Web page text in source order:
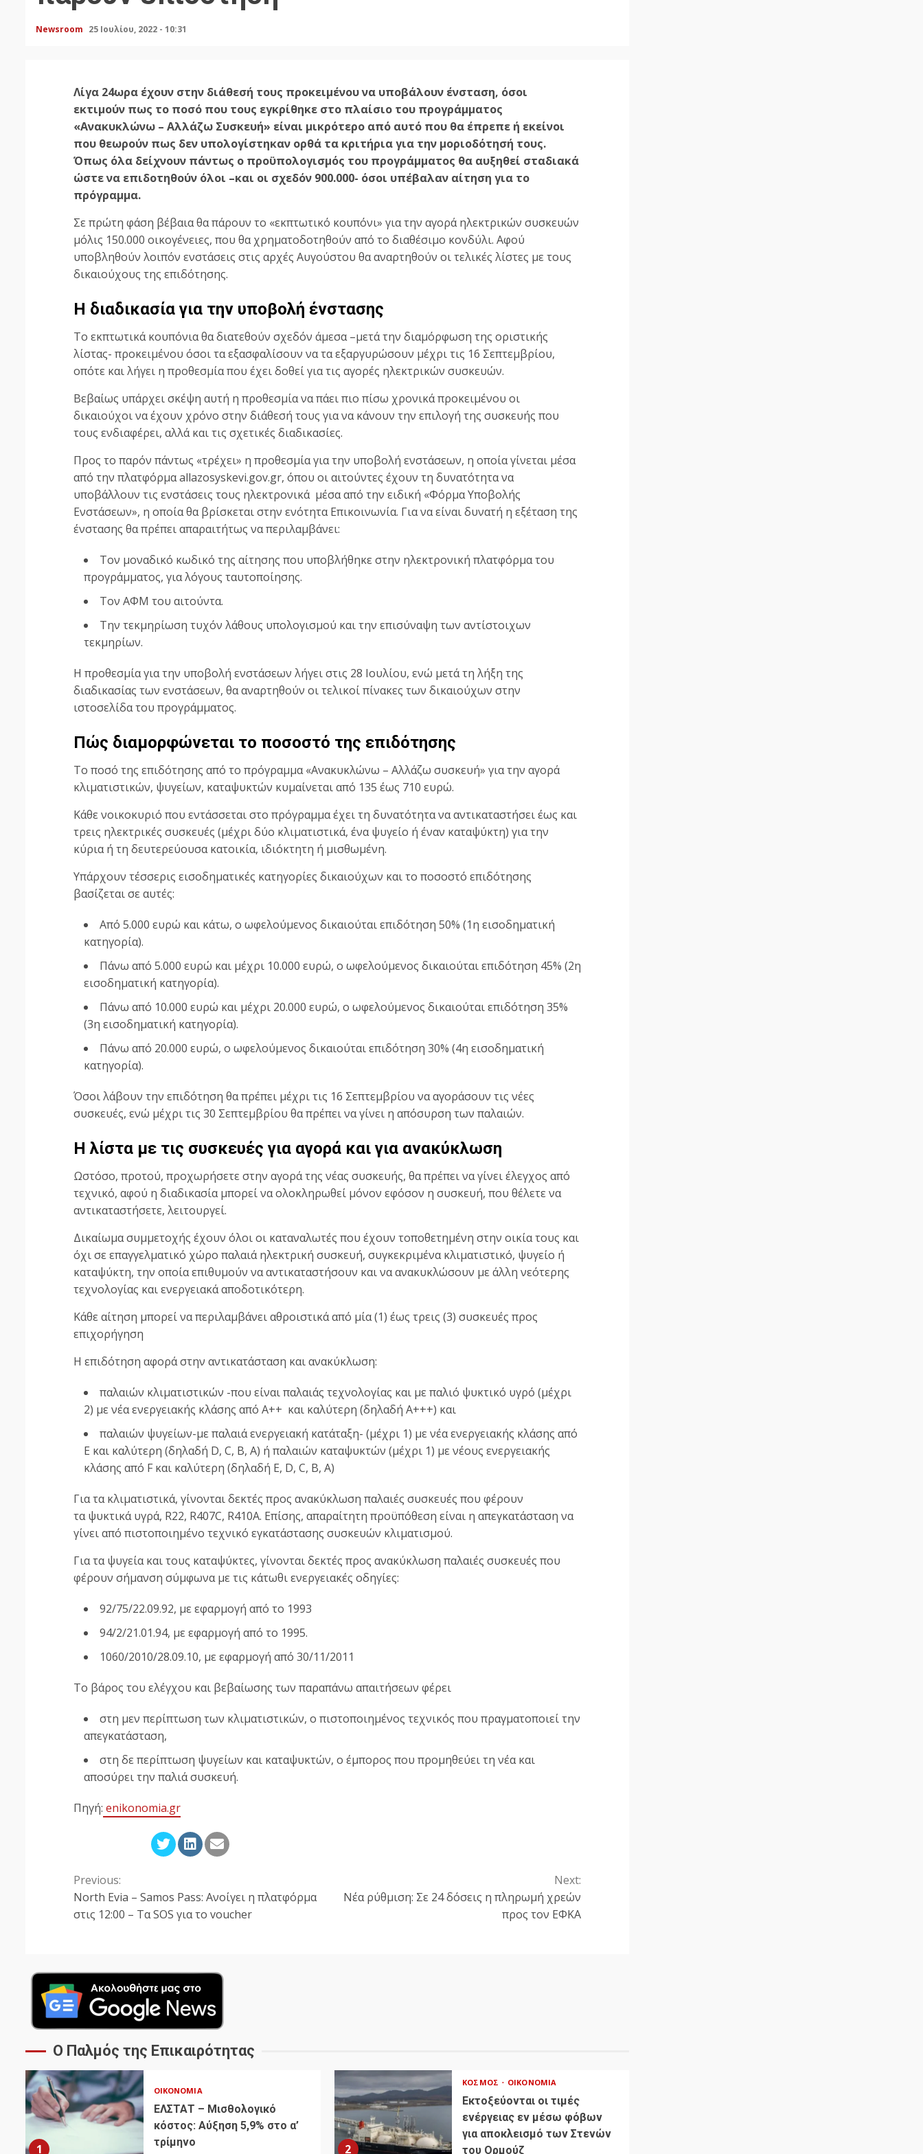
Newsroom 25 Ιουλίου, 2022 - 10:31
Λίγα 24ωρα έχουν στην διάθεσή τους προκειμένου να υποβάλουν ένσταση, όσοι
εκτιμούν πως το ποσό που τους εγκρίθηκε στο πλαίσιο του προγράμματος
«Ανακυκλώνω – Αλλάζω Συσκευή» είναι μικρότερο από αυτό που θα έπρεπε ή εκείνοι
που θεωρούν πως δεν υπολογίστηκαν ορθά τα κριτήρια για την μοριοδότησή τους.
Όπως όλα δείχνουν πάντως ο προϋπολογισμός του προγράμματος θα αυξηθεί σταδιακά
ώστε να επιδοτηθούν όλοι –και οι σχεδόν 900.000- όσοι υπέβαλαν αίτηση για το
πρόγραμμα.
Σε πρώτη φάση βέβαια θα πάρουν το «εκπτωτικό κουπόνι» για την αγορά ηλεκτρικών συσκευών
μόλις 150.000 οικογένειες, που θα χρηματοδοτηθούν από το διαθέσιμο κονδύλι. Αφού
υποβληθούν λοιπόν ενστάσεις στις αρχές Αυγούστου θα αναρτηθούν οι τελικές λίστες με τους
δικαιούχους της επιδότησης.
Η διαδικασία για την υποβολή ένστασης
Το εκπτωτικά κουπόνια θα διατεθούν σχεδόν άμεσα –μετά την διαμόρφωση της οριστικής
λίστας- προκειμένου όσοι τα εξασφαλίσουν να τα εξαργυρώσουν μέχρι τις 16 Σεπτεμβρίου,
οπότε και λήγει η προθεσμία που έχει δοθεί για τις αγορές ηλεκτρικών συσκευών.
Βεβαίως υπάρχει σκέψη αυτή η προθεσμία να πάει πιο πίσω χρονικά προκειμένου οι
δικαιούχοι να έχουν χρόνο στην διάθεσή τους για να κάνουν την επιλογή της συσκευής που
τους ενδιαφέρει, αλλά και τις σχετικές διαδικασίες.
Προς το παρόν πάντως «τρέχει» η προθεσμία για την υποβολή ενστάσεων, η οποία γίνεται μέσα
από την πλατφόρμα allazosyskevi.gov.gr, όπου οι αιτούντες έχουν τη δυνατότητα να
υποβάλλουν τις ενστάσεις τους ηλεκτρονικά μέσα από την ειδική «Φόρμα Υποβολής
Ενστάσεων», η οποία θα βρίσκεται στην ενότητα Επικοινωνία. Για να είναι δυνατή η εξέταση της
ένστασης θα πρέπει απαραιτήτως να περιλαμβάνει:
Τον μοναδικό κωδικό της αίτησης που υποβλήθηκε στην ηλεκτρονική πλατφόρμα του
προγράμματος, για λόγους ταυτοποίησης.
Τον ΑΦΜ του αιτούντα.
Την τεκμηρίωση τυχόν λάθους υπολογισμού και την επισύναψη των αντίστοιχων
τεκμηρίων.
Η προθεσμία για την υποβολή ενστάσεων λήγει στις 28 Ιουλίου, ενώ μετά τη λήξη της
διαδικασίας των ενστάσεων, θα αναρτηθούν οι τελικοί πίνακες των δικαιούχων στην
ιστοσελίδα του προγράμματος.
Πώς διαμορφώνεται το ποσοστό της επιδότησης
Το ποσό της επιδότησης από το πρόγραμμα «Ανακυκλώνω – Αλλάζω συσκευή» για την αγορά
κλιματιστικών, ψυγείων, καταψυκτών κυμαίνεται από 135 έως 710 ευρώ.
Κάθε νοικοκυριό που εντάσσεται στο πρόγραμμα έχει τη δυνατότητα να αντικαταστήσει έως και
τρεις ηλεκτρικές συσκευές (μέχρι δύο κλιματιστικά, ένα ψυγείο ή έναν καταψύκτη) για την
κύρια ή τη δευτερεύουσα κατοικία, ιδιόκτητη ή μισθωμένη.
Υπάρχουν τέσσερις εισοδηματικές κατηγορίες δικαιούχων και το ποσοστό επιδότησης
βασίζεται σε αυτές:
Από 5.000 ευρώ και κάτω, ο ωφελούμενος δικαιούται επιδότηση 50% (1η εισοδηματική
κατηγορία).
Πάνω από 5.000 ευρώ και μέχρι 10.000 ευρώ, ο ωφελούμενος δικαιούται επιδότηση 45% (2η
εισοδηματική κατηγορία).
Πάνω από 10.000 ευρώ και μέχρι 20.000 ευρώ, ο ωφελούμενος δικαιούται επιδότηση 35%
(3η εισοδηματική κατηγορία).
Πάνω από 20.000 ευρώ, ο ωφελούμενος δικαιούται επιδότηση 30% (4η εισοδηματική
κατηγορία).
Όσοι λάβουν την επιδότηση θα πρέπει μέχρι τις 16 Σεπτεμβρίου να αγοράσουν τις νέες
συσκευές, ενώ μέχρι τις 30 Σεπτεμβρίου θα πρέπει να γίνει η απόσυρση των παλαιών.
Η λίστα με τις συσκευές για αγορά και για ανακύκλωση
Ωστόσο, προτού, προχωρήσετε στην αγορά της νέας συσκευής, θα πρέπει να γίνει έλεγχος από
τεχνικό, αφού η διαδικασία μπορεί να ολοκληρωθεί μόνον εφόσον η συσκευή, που θέλετε να
αντικαταστήσετε, λειτουργεί.
Δικαίωμα συμμετοχής έχουν όλοι οι καταναλωτές που έχουν τοποθετημένη στην οικία τους και
όχι σε επαγγελματικό χώρο παλαιά ηλεκτρική συσκευή, συγκεκριμένα κλιματιστικό, ψυγείο ή
καταψύκτη, την οποία επιθυμούν να αντικαταστήσουν και να ανακυκλώσουν με άλλη νεότερης
τεχνολογίας και ενεργειακά αποδοτικότερη.
Κάθε αίτηση μπορεί να περιλαμβάνει αθροιστικά από μία (1) έως τρεις (3) συσκευές προς
επιχορήγηση
Η επιδότηση αφορά στην αντικατάσταση και ανακύκλωση:
παλαιών κλιματιστικών -που είναι παλαιάς τεχνολογίας και με παλιό ψυκτικό υγρό (μέχρι
2) με νέα ενεργειακής κλάσης από Α++ και καλύτερη (δηλαδή Α+++) και
παλαιών ψυγείων-με παλαιά ενεργειακή κατάταξη- (μέχρι 1) με νέα ενεργειακής κλάσης από
Ε και καλύτερη (δηλαδή D, C, B, A) ή παλαιών καταψυκτών (μέχρι 1) με νέους ενεργειακής
κλάσης από F και καλύτερη (δηλαδή E, D, C, B, A)
Για τα κλιματιστικά, γίνονται δεκτές προς ανακύκλωση παλαιές συσκευές που φέρουν
τα ψυκτικά υγρά, R22, R407C, R410A. Επίσης, απαραίτητη προϋπόθεση είναι η απεγκατάσταση να
γίνει από πιστοποιημένο τεχνικό εγκατάστασης συσκευών κλιματισμού.
Για τα ψυγεία και τους καταψύκτες, γίνονται δεκτές προς ανακύκλωση παλαιές συσκευές που
φέρουν σήμανση σύμφωνα με τις κάτωθι ενεργειακές οδηγίες:
92/75/22.09.92, με εφαρμογή από το 1993
94/2/21.01.94, με εφαρμογή από το 1995.
1060/2010/28.09.10, με εφαρμογή από 30/11/2011
Το βάρος του ελέγχου και βεβαίωσης των παραπάνω απαιτήσεων φέρει
στη μεν περίπτωση των κλιματιστικών, ο πιστοποιημένος τεχνικός που πραγματοποιεί την
απεγκατάσταση,
στη δε περίπτωση ψυγείων και καταψυκτών, ο έμπορος που προμηθεύει τη νέα και
αποσύρει την παλιά συσκευή.
Πηγή: enikonomia.gr
Continue
Reading
Previous:
North Evia – Samos Pass: Ανοίγει η πλατφόρμα
στις 12:00 – Τα SOS για το voucher
Next:
Νέα ρύθμιση: Σε 24 δόσεις η πληρωμή χρεών
προς τον ΕΦΚΑ
Ο Παλμός της Επικαιρότητας
1
ΟΙΚΟΝΟΜΊΑ
ΕΛΣΤΑΤ – Μισθολογικό
κόστος: Αύξηση 5,9% στο α’
τρίμηνο
2
ΚΌΣΜΟΣ ΟΙΚΟΝΟΜΊΑ
Εκτοξεύονται οι τιμές
ενέργειας εν μέσω φόβων
για αποκλεισμό των Στενών
του Ορμούζ